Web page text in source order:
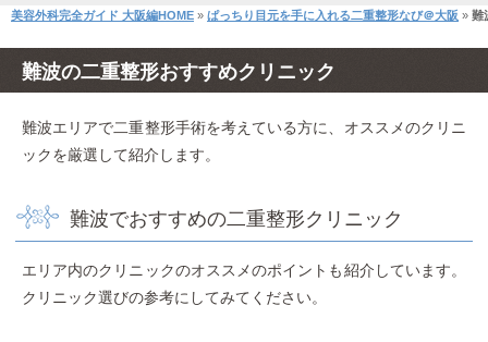
美容外科完全ガイド 大阪編HOME » ぱっちり目元を手に入れる二重整形なび＠大阪 » 難
難波の二重整形おすすめクリニック
難波エリアで二重整形手術を考えている方に、オススメのクリニ
ックを厳選して紹介します。
難波でおすすめの二重整形クリニック
エリア内のクリニックのオススメのポイントも紹介しています。
クリニック選びの参考にしてみてください。